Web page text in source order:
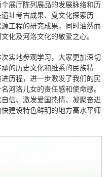
展厅陈列展品的发展脉络和历
址考古成果、夏文化探索历
工程的研究成果，同时油然而
化及河洛文化的敬爱之心。
实地参观学习，大家更加深切
的历史文化和维系的民族精
历程，进一步激发了我们的民
河洛儿女的责任感和使命感。
信、激发爱国热情、凝聚奋进
建设特色鲜明的地方高水平师